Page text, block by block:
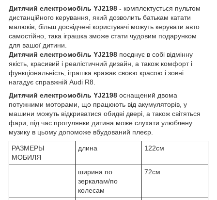
Дитячий електромобіль YJ2198 - комплектується пультом
дистанційного керування, який дозволить батькам катати
малюків, більш досвідчені користувачі можуть керувати авто
самостійно, така іграшка зможе стати чудовим подарунком
для вашої дитини.
Дитячий електромобіль YJ2198 поєднує в собі відмінну
якість, красивий і реалістичний дизайн, а також комфорт і
функціональність, іграшка вражає своєю красою і зовні
нагадує справжній Audi R8.
Дитячий електромобіль YJ2198 оснащений двома
потужними моторами, що працюють від акумуляторів, у
машини можуть відкриватися обидві двері, а також світяться
фари, під час прогулянки дитина може слухати улюблену
музику в цьому допоможе вбудований плеєр.
РАЗМЕРЫ
МОБИЛЯ
длина 122см
ширина по
зеркалам/по
колесам
72см